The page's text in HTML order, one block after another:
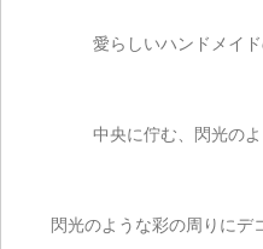
愛らしいハンドメイ
中央に佇む、閃光の
閃光のような彩の周りにデ